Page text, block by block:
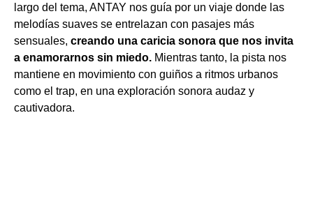
largo del tema, ANTAY nos guía por un viaje donde las
melodías suaves se entrelazan con pasajes más
sensuales, creando una caricia sonora que nos invita
a enamorarnos sin miedo. Mientras tanto, la pista nos
mantiene en movimiento con guiños a ritmos urbanos
como el trap, en una exploración sonora audaz y
cautivadora.